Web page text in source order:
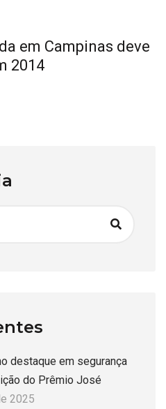
em Campinas deve
2014
destaque em segurança
do Prêmio José
2025